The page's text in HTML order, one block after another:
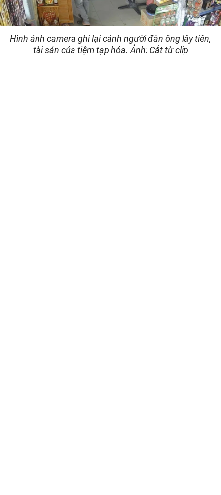
Hình ảnh camera ghi lại cảnh người đàn ông lấy tiền,
tài sản của tiệm tạp hóa. Ảnh: Cắt từ clip